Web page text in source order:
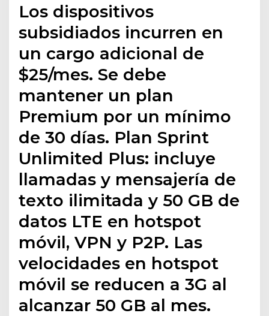
Los dispositivos
subsidiados incurren en
un cargo adicional de
$25/mes. Se debe
mantener un plan
Premium por un mínimo
de 30 días. Plan Sprint
Unlimited Plus: incluye
llamadas y mensajería de
texto ilimitada y 50 GB de
datos LTE en hotspot
móvil, VPN y P2P. Las
velocidades en hotspot
móvil se reducen a 3G al
alcanzar 50 GB al mes.